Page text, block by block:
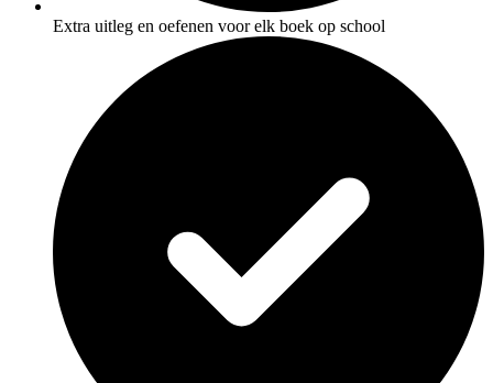
Extra uitleg en oefenen voor elk boek op school